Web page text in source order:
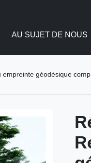
AU SUJET DE NOUS
empreinte géodésique